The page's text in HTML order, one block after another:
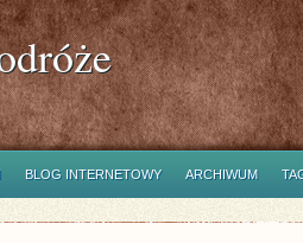
BLOG INTERNETOWY ARCHIWUM